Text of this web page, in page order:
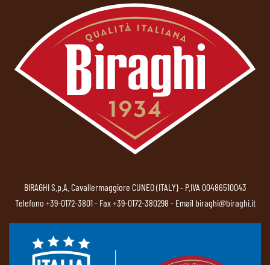
BIRAGHI S.p.A. Cavallermaggiore CUNEO (ITALY) - P.IVA 00486510043
Telefono +39-0172-3801- Fax +39-0172-380298 - Email biraghi@biraghi.it